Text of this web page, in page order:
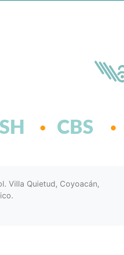
CBS
Villa Quietud, Coyoacán,